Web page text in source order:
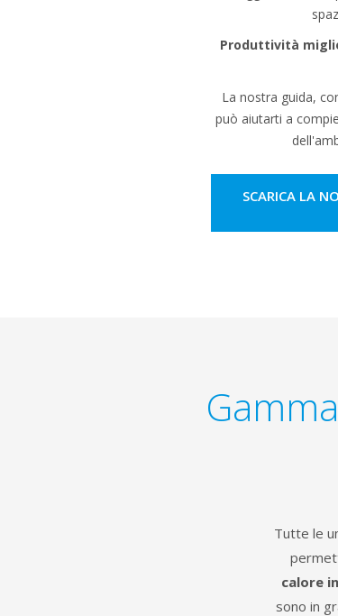
Produttività
La nostra guida,
può aiutarti a
SCARICA LA
Tutte le
calore
sono in